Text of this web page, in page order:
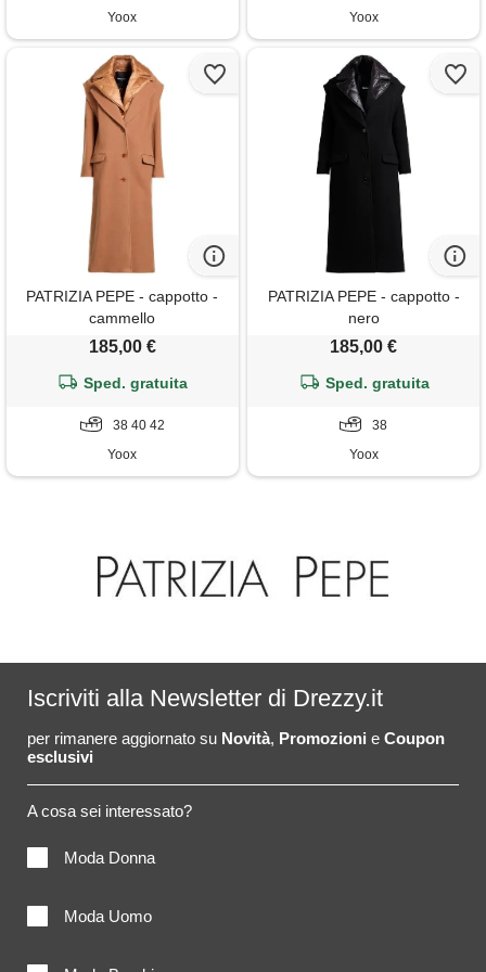
Yoox Yoox
PATRIZIA PEPE - cappotto -
cammello
185,00 €
Sped. gratuita
38 40 42
Yoox
PATRIZIA PEPE - cappotto -
nero
185,00 €
Sped. gratuita
38
Yoox
Iscriviti alla Newsletter di Drezzy.it
per rimanere aggiornato su Novità, Promozioni e Coupon
esclusivi
A cosa sei interessato?
Moda Donna
Moda Uomo